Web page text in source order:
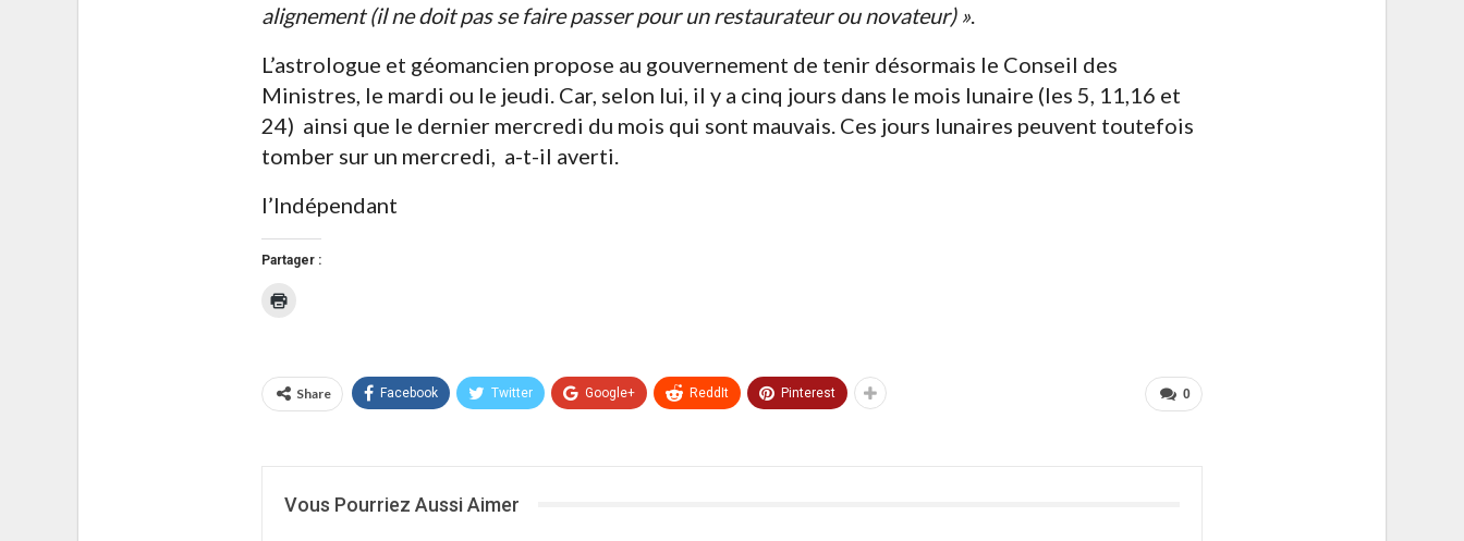
alignement (il ne doit pas se faire passer pour un restaurateur ou novateur) »
L’astrologue et géomancien propose au gouvernement de tenir désormais le Conseil des
Ministres, le mardi ou le jeudi. Car, selon lui, il y a cinq jours dans le mois lunaire (les 5, 11,16 et
24) ainsi que le dernier mercredi du mois qui sont mauvais. Ces jours lunaires peuvent toutefois
tomber sur un mercredi, a-t-il averti.
l’Indépendant
Partager :
fenêtre)
0
Share Facebook Twitter Google+ ReddIt Pinterest
Vous Pourriez Aussi Aimer